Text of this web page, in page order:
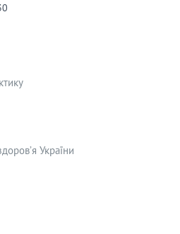
України